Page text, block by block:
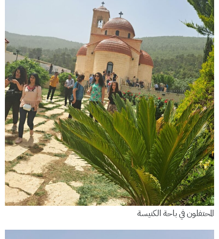
المحتفلون في باحة الكنيسة